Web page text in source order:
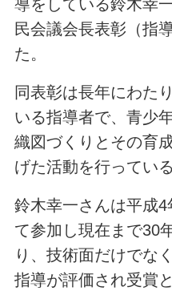
導をしている鈴木幸
民会議会長表彰（指
た。
同表彰は長年にわた
いる指導者で、青少
織図づくりとその育
げた活動を行ってい
鈴木幸一さんは平成
て参加し現在まで30
り、技術面だけでな
指導が評価され受賞